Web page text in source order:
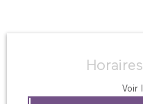
Voir